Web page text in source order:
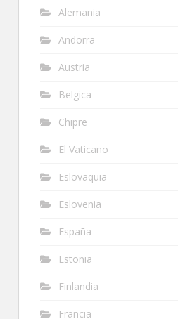
Alemania
Andorra
Austria
Belgica
Chipre
El Vaticano
Eslovaquia
Eslovenia
España
Estonia
Finlandia
Francia